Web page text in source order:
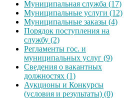
Муниципальная служба (17)
Муниципальные услуги (12)
Муниципальные заказы (4)
Порядок поступления на
службу (2)
Регламенты гос. и
муниципальных услуг (9)
Сведения о вакантных
должностях (1)
Аукционы и Конкурсы
(условия и результаты) (0)